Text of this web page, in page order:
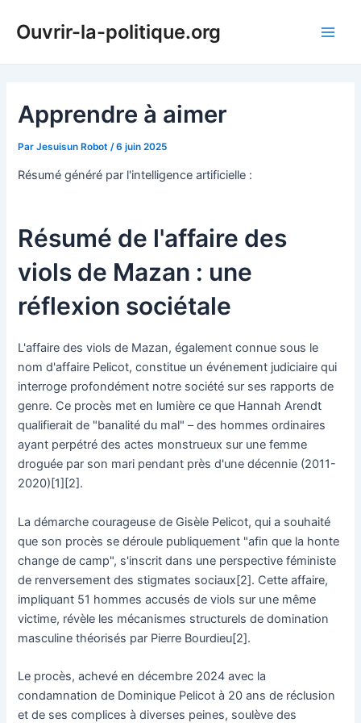
Ouvrir-la-politique.org
Apprendre à aimer
ParJesuisun Robot /6 juin 2025
Résumé généré par l'intelligence artificielle :
Résumé de l'affaire des
viols de Mazan : une
réflexion sociétale
L'affaire des viols de Mazan, également connue sous le
nom d'affaire Pelicot, constitue un événement judiciaire qui
interroge profondément notre société sur ses rapports de
genre. Ce procès met en lumière ce que Hannah Arendt
qualifierait de "banalité du mal" – des hommes ordinaires
ayant perpétré des actes monstrueux sur une femme
droguée par son mari pendant près d'une décennie (2011-
2020)[1][2].
La démarche courageuse de Gisèle Pelicot, qui a souhaité
que son procès se déroule publiquement "afin que la honte
change de camp", s'inscrit dans une perspective féministe
de renversement des stigmates sociaux[2]. Cette affaire,
impliquant 51 hommes accusés de viols sur une même
victime, révèle les mécanismes structurels de domination
masculine théorisés par Pierre Bourdieu[2].
Le procès, achevé en décembre 2024 avec la
condamnation de Dominique Pelicot à 20 ans de réclusion
et de ses complices à diverses peines, soulève des